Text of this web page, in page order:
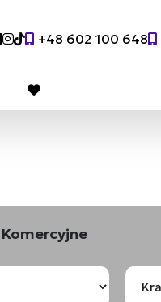
Social link
Social link
Social link
+48 602 100 648
favorite
Komercyjne